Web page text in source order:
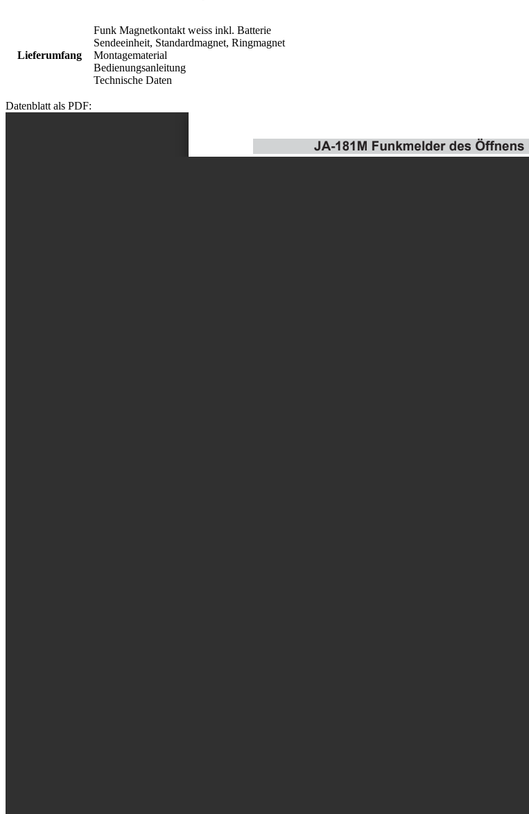
Lieferumfang
Funk Magnetkontakt weiss inkl. Batterie
Sendeeinheit, Standardmagnet, Ringmagnet
Montagematerial
Bedienungsanleitung
Technische Daten
Datenblatt als PDF: